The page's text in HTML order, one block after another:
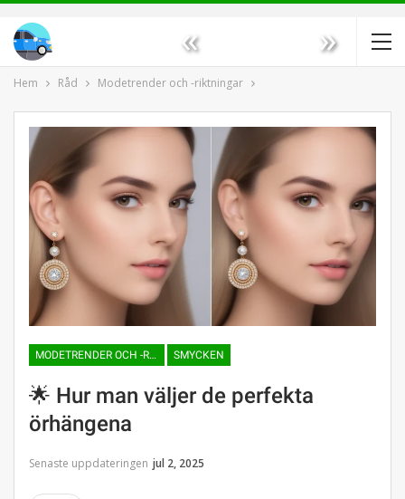
« »
Hem Råd Modetrender och -riktningar
MODETRENDER OCH -RIKTNINGAR SMYCKEN
🌟 Hur man väljer de perfekta
örhängena
Senaste uppdateringen jul 2, 2025